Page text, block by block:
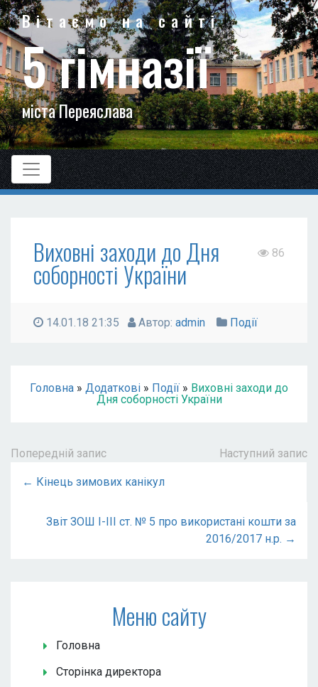
Вітаємо на сайті
5 гімназії
міста Переяслава
Виховні заходи до Дня
соборності України
86
14.01.18 21:35 Автор: admin Події
Головна » Додаткові » Події » Виховні заходи до
Дня соборності України
Попередній запис Наступний запис
← Кінець зимових канікул
Звіт ЗОШ І-ІІІ ст. № 5 про використані кошти за
2016/2017 н.р. →
Меню сайту
Головна
Сторінка директора